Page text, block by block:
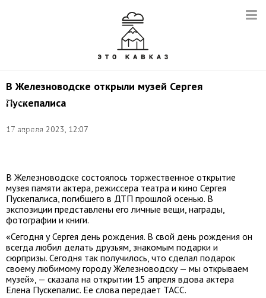
В Железноводске открыли музей Сергея
Пускепалиса
17 апреля 2023, 12:07
Фото:
пресс-
губернатора
В Железноводске состоялось торжественное открытие
музея памяти актера, режиссера театра и кино Сергея
Пускепалиса, погибшего в ДТП прошлой осенью. В
экспозиции представлены его личные вещи, награды,
фотографии и книги.
«Сегодня у Сергея день рождения. В свой день рождения он
всегда любил делать друзьям, знакомым подарки и
сюрпризы. Сегодня так получилось, что сделал подарок
своему любимому городу Железноводску — мы открываем
музей», — сказала на открытии 15 апреля вдова актера
Елена Пускепалис. Ее слова передает ТАСС.